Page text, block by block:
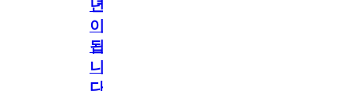
년
이
됩
니